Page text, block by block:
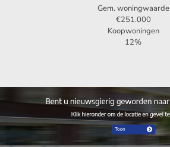
Gem. woningwaarde
€251.000
Koopwoningen
12%